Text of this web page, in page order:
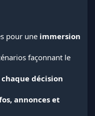
pour une immersion
façonnant le
chaque décision
annonces et